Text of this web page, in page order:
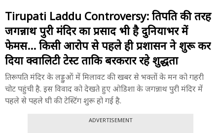
Tirupati Laddu Controversy: तिरुपति की तरह
जगन्नाथ पुरी मंदिर का प्रसाद भी है दुनियाभर में
फेमस... किसी आरोप से पहले ही प्रशासन ने शुरू कर
दिया क्वालिटी टेस्ट ताकि बरकरार रहे शुद्धता
तिरूपति मंदिर के लड्डुओं में मिलावट की खबर से भक्तों के मन को गहरी
चोट पहुंची है. इस विवाद को देखते हुए ओडिशा के जगन्नाथ पुरी मंदिर में
पहले से पहले घी की टेस्टिंग शुरू हो गई है.
ADVERTISEMENT